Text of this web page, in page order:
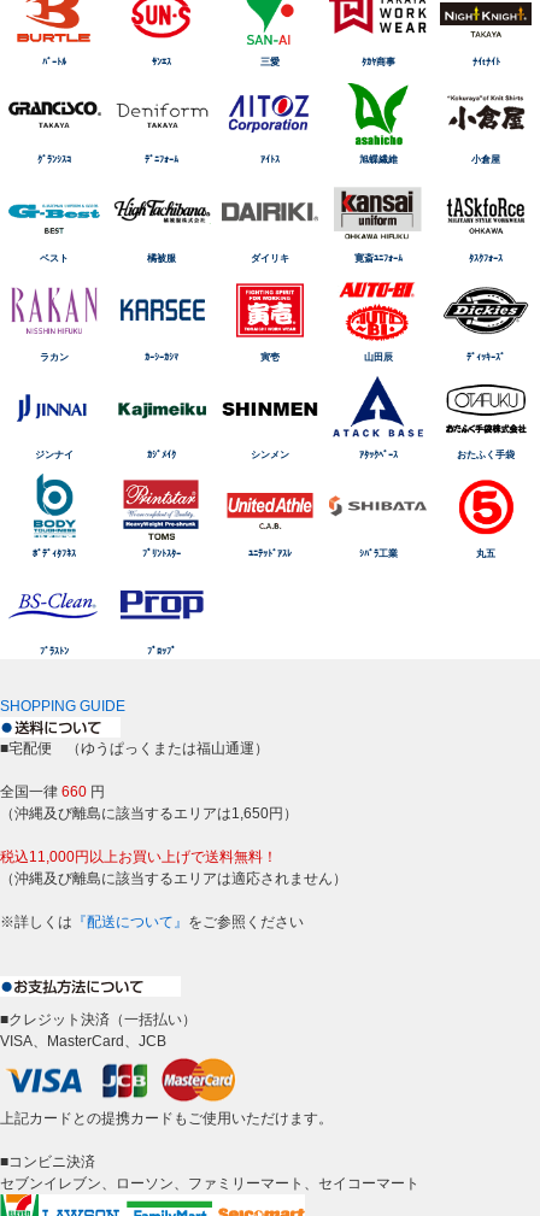
ﾊﾞｰﾄﾙ ｻﾝｴｽ 三愛 ﾀｶﾔ商事 ﾅｲtﾅｲﾄ
ｸﾞﾗﾝｼｽｺ ﾃﾞﾆﾌｫｰﾑ ｱｲﾄｽ 旭蝶繊維 小倉屋
ベスト 橘被服 ダイリキ 寛斎ﾕﾆﾌｫｰﾑ ﾀｽｸﾌｫｰｽ
ラカン ｶｰｼｰｶｼﾏ 寅壱 山田辰 ﾃﾞｨｯｷｰｽﾞ
ジンナイ ｶｼﾞﾒｲｸ シンメン ｱﾀｯｸﾍﾞｰｽ おたふく手袋
ﾎﾞﾃﾞｨﾀﾌﾈｽ ﾌﾟﾘﾝﾄｽﾀｰ ﾕﾆﾃｯﾄﾞｱｽﾚ ｼﾊﾞﾗ工業 丸五
ﾌﾞﾗｽﾄﾝ ﾌﾟﾛｯﾌﾟ
SHOPPING GUIDE
■宅配便 （ゆうぱっくまたは福山通運）
全国一律 660 円
（沖縄及び離島に該当するエリアは1,650円）
税込11,000円以上お買い上げで送料無料！
（沖縄及び離島に該当するエリアは適応されません）
※詳しくは 『配送について』 をご参照ください
■クレジット決済（一括払い）
VISA、MasterCard、JCB
上記カードとの提携カードもご使用いただけます。
■コンビニ決済
セブンイレブン、ローソン、ファミリーマート、セイコーマート